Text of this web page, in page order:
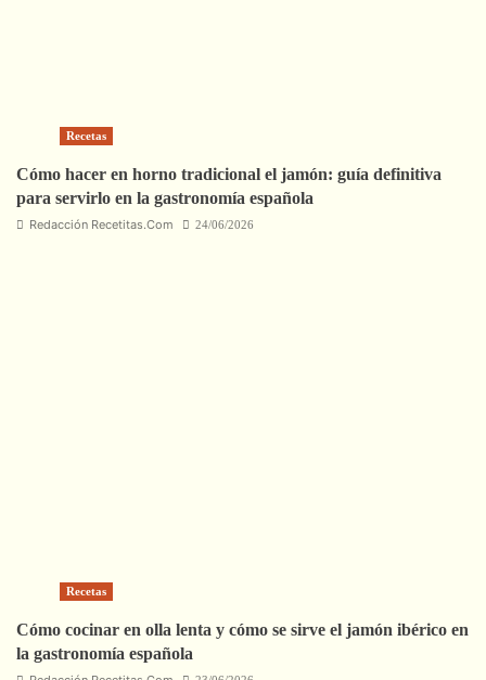
Recetas
Cómo hacer en horno tradicional el jamón: guía definitiva
para servirlo en la gastronomía española
Redacción Recetitas.Com 24/06/2026
Recetas
Cómo cocinar en olla lenta y cómo se sirve el jamón ibérico en
la gastronomía española